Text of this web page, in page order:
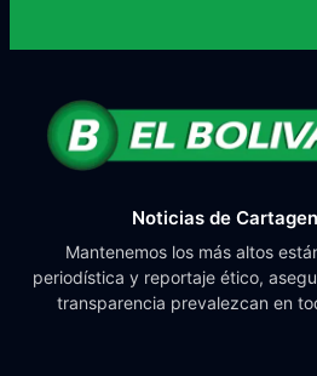
Noticias de
Mantenemos los más altos
periodística y reportaje ético,
transparencia prevalezcan en